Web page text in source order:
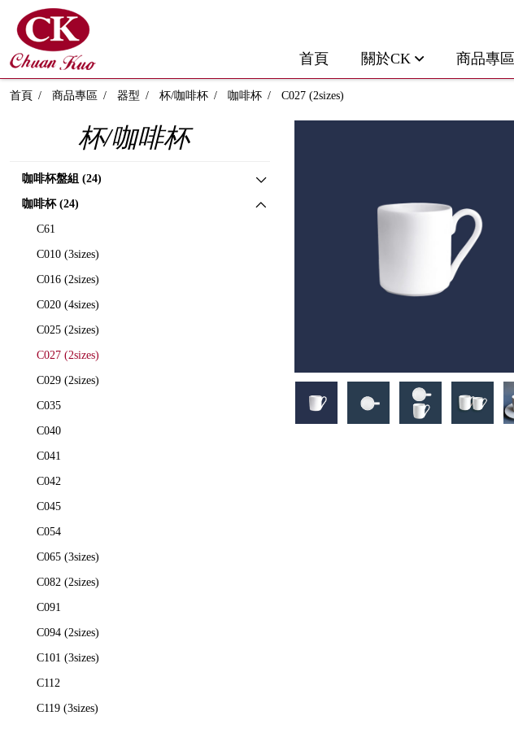
首頁 關於CK 商品專區
首頁 商品專區 器型 杯/咖啡杯 咖啡杯 C027 (2sizes)
杯/咖啡杯
咖啡杯盤組 (24)
咖啡杯 (24)
C61
C010 (3sizes)
C016 (2sizes)
C020 (4sizes)
C025 (2sizes)
C027 (2sizes)
C029 (2sizes)
C035
C040
C041
C042
C045
C054
C065 (3sizes)
C082 (2sizes)
C091
C094 (2sizes)
C101 (3sizes)
C112
C119 (3sizes)